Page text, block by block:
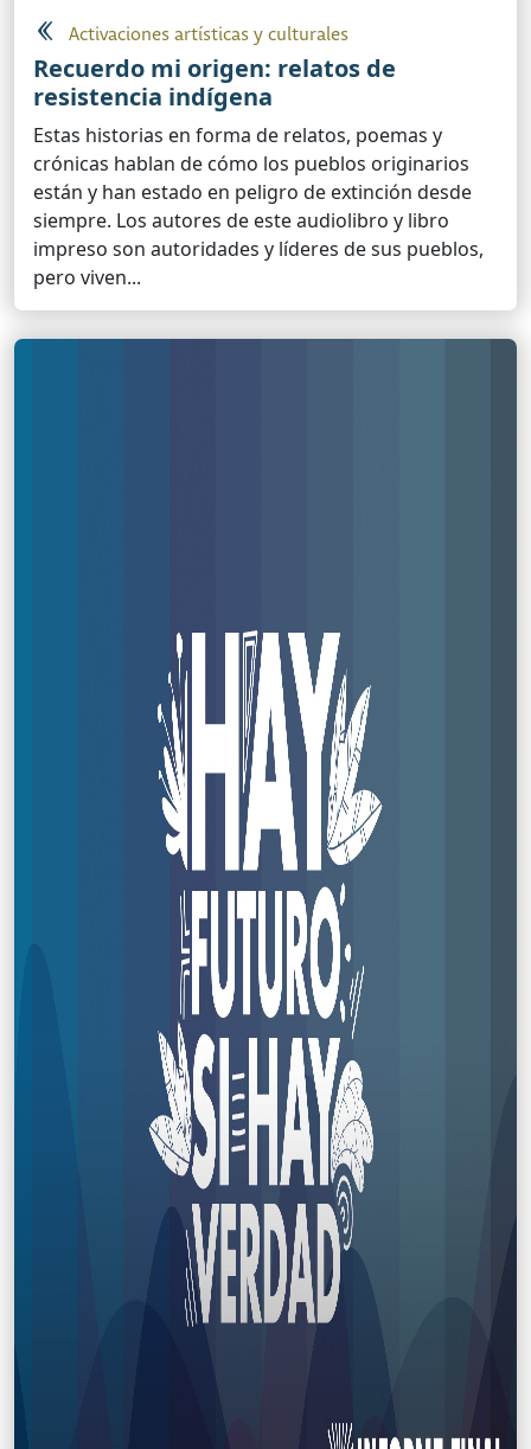
Activaciones artísticas y culturales
Recuerdo mi origen: relatos de
resistencia indígena
Estas historias en forma de relatos, poemas y
crónicas hablan de cómo los pueblos originarios
están y han estado en peligro de extinción desde
siempre. Los autores de este audiolibro y libro
impreso son autoridades y líderes de sus pueblos,
pero viven...